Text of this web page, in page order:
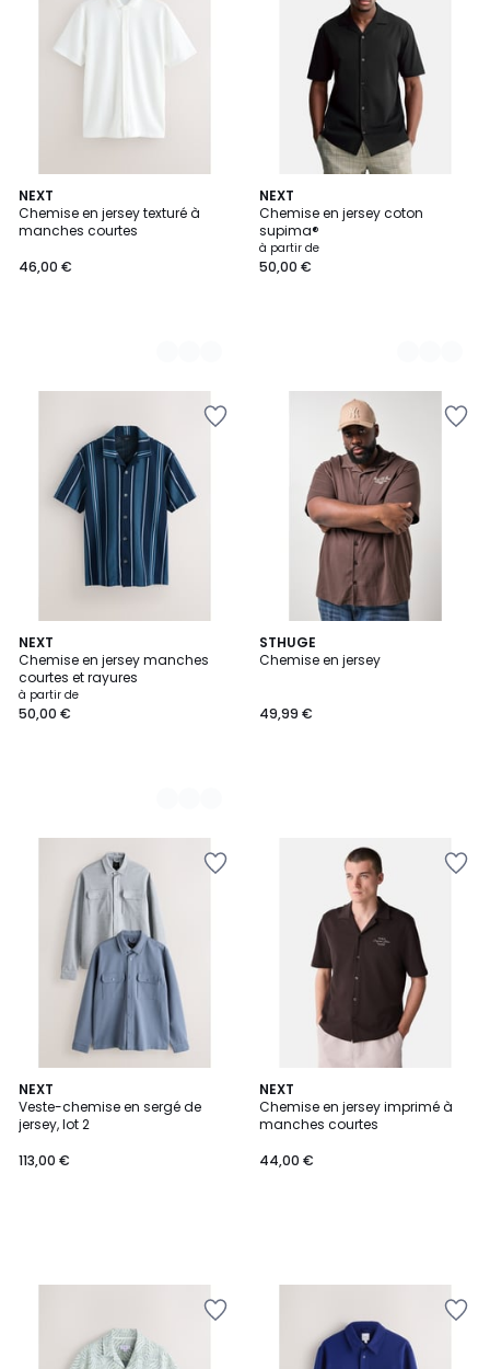
NEXT
Chemise en jersey texturé à
manches courtes
46,00 €
2
Couleurs
NEXT
Chemise en jersey coton
supima®
à partir de
50,00 €
5
Couleurs
NEXT
Chemise en jersey manches
courtes et rayures
à partir de
50,00 €
4
Couleurs
STHUGE
Chemise en jersey
49,99 €
NEXT
Veste-chemise en sergé de
jersey, lot 2
113,00 €
NEXT
Chemise en jersey imprimé à
manches courtes
44,00 €